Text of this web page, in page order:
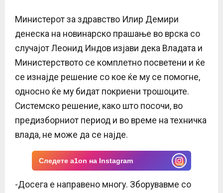
N
U
Министерот за здравство Илир Демири
денеска на новинарско прашање во врска со
случајот Леонид Индов изјави дека Владата и
Министерството се комплетно посветени и ќе
се изнајде решение со кое ќе му се помогне,
односно ќе му бидат покриени трошоците.
Системско решение, како што посочи, во
предизборниот период и во време на техничка
влада, не може да се најде.
Следете a1on на Instagram
-Досега е направено многу. Зборувавме со